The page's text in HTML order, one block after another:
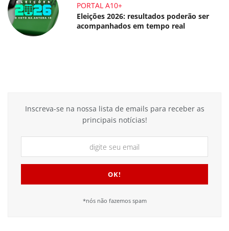
PORTAL A10+
Eleições 2026: resultados poderão ser
acompanhados em tempo real
Inscreva-se na nossa lista de emails para receber as
principais notícias!
*nós não fazemos spam